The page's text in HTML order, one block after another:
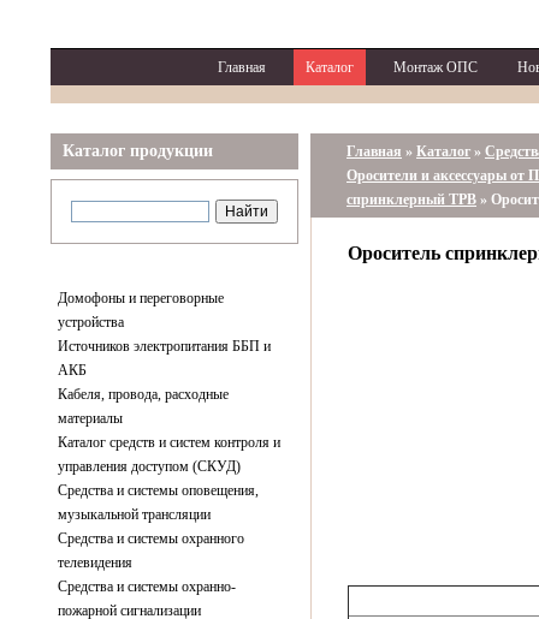
Главная Каталог Монтаж ОПС
Каталог продукции
Домофоны и переговорные
устройства
Источников электропитания ББП и
АКБ
Кабеля, провода, расходные
материалы
Каталог средств и систем контроля и
управления доступом (СКУД)
Средства и системы оповещения,
музыкальной трансляции
Средства и системы охранного
телевидения
Средства и системы охранно-
пожарной сигнализации
Главная » Каталог »
Оросители и аксессуары от
спринклерный ТРВ »
Ороситель